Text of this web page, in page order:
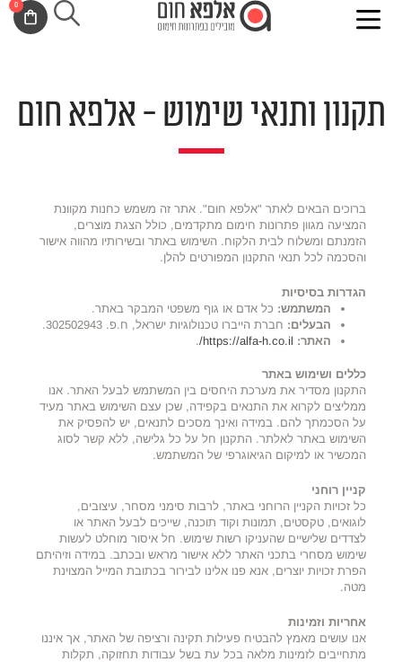
לתוכן
לתוכן
0
עגלת
קניות
תקנון ותנאי שימוש - אלפא חום
ברוכים הבאים לאתר "אלפא חום". אתר זה משמש כחנות מקוונת
המציעה מגוון פתרונות חימום מתקדמים, כולל הצגת מוצרים,
הזמנתם ומשלוח לבית הלקוח. השימוש באתר ובשירותיו מהווה אישור
והסכמה לכל תנאי התקנון המפורטים להלן.
הגדרות בסיסיות
המשתמש: כל אדם או גוף משפטי המבקר באתר.
הבעלים: חברת הייברו טכנולוגיות ישראל, ח.פ. 302502943.
האתר: https://alfa-h.co.il/
.
כללים ושימוש באתר
התקנון מסדיר את מערכת היחסים בין המשתמש לבעל האתר. אנו
ממליצים לקרוא את התנאים בקפידה, שכן עצם השימוש באתר מעיד
על הסכמתך להם. במידה ואינך מסכים לתנאים, יש להפסיק את
השימוש באתר לאלתר. התקנון חל על כל גלישה, ללא קשר לסוג
המכשיר או למיקום הגיאוגרפי של המשתמש.
קניין רוחני
כל זכויות הקניין הרוחני באתר, לרבות סימני מסחר, עיצובים,
לוגואים, טקסטים, תמונות וקוד תוכנה, שייכים לבעל האתר או
לצדדים שלישיים שהעניקו רשות שימוש. חל איסור מוחלט לעשות
שימוש מסחרי בתכני האתר ללא אישור מראש ובכתב. במידה וזיהיתם
הפרת זכויות יוצרים, אנא פנו אלינו לבירור בכתובת המייל המצוינת
מטה.
אחריות וזמינות
אנו עושים מאמץ להבטיח פעילות תקינה ורציפה של האתר, אך איננו
מתחייבים לזמינות מלאה בכל עת בשל עבודות תחזוקה, תקלות